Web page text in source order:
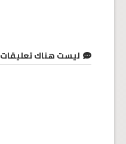
ليست هناك تعليقات